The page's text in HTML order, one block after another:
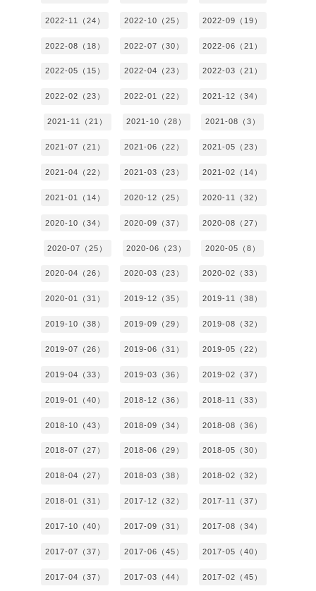
2022-11（24） 2022-10（25） 2022-09（19）
2022-08（18） 2022-07（30） 2022-06（21）
2022-05（15） 2022-04（23） 2022-03（21）
2022-02（23） 2022-01（22） 2021-12（34）
2021-11（21） 2021-10（28） 2021-08（3）
2021-07（21） 2021-06（22） 2021-05（23）
2021-04（22） 2021-03（23） 2021-02（14）
2021-01（14） 2020-12（25） 2020-11（32）
2020-10（34） 2020-09（37） 2020-08（27）
2020-07（25） 2020-06（23） 2020-05（8）
2020-04（26） 2020-03（23） 2020-02（33）
2020-01（31） 2019-12（35） 2019-11（38）
2019-10（38） 2019-09（29） 2019-08（32）
2019-07（26） 2019-06（31） 2019-05（22）
2019-04（33） 2019-03（36） 2019-02（37）
2019-01（40） 2018-12（36） 2018-11（33）
2018-10（43） 2018-09（34） 2018-08（36）
2018-07（27） 2018-06（29） 2018-05（30）
2018-04（27） 2018-03（38） 2018-02（32）
2018-01（31） 2017-12（32） 2017-11（37）
2017-10（40） 2017-09（31） 2017-08（34）
2017-07（37） 2017-06（45） 2017-05（40）
2017-04（37） 2017-03（44） 2017-02（45）